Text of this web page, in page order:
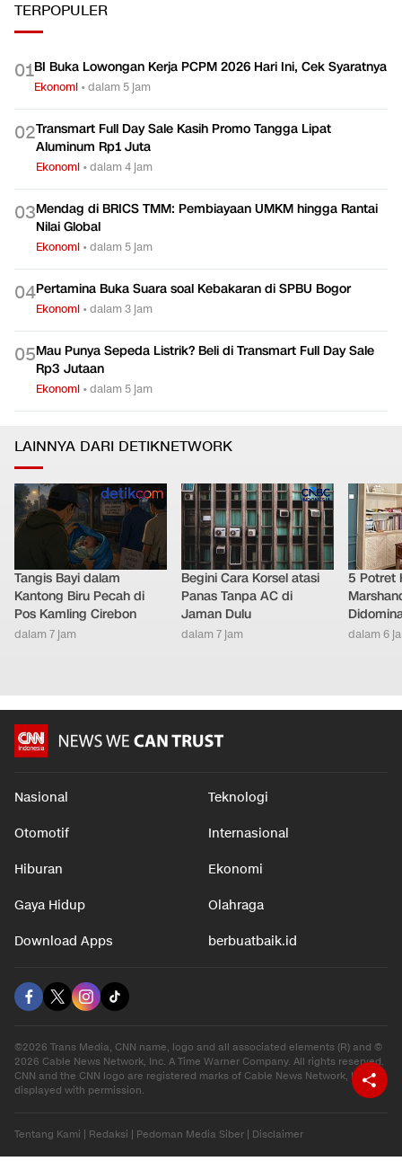
TERPOPULER
01BI Buka Lowongan Kerja PCPM 2026 Hari Ini, Cek Syaratnya
Ekonomi •dalam 5 jam
02Transmart Full Day Sale Kasih Promo Tangga Lipat
Aluminum Rp1 Juta
Ekonomi •dalam 4 jam
03Mendag di BRICS TMM: Pembiayaan UMKM hingga Rantai
Nilai Global
Ekonomi •dalam 5 jam
04Pertamina Buka Suara soal Kebakaran di SPBU Bogor
Ekonomi •dalam 3 jam
05Mau Punya Sepeda Listrik? Beli di Transmart Full Day Sale
Rp3 Jutaan
Ekonomi •dalam 5 jam
LAINNYA DARI DETIKNETWORK
Tangis Bayi dalam
Kantong Biru Pecah di
Pos Kamling Cirebon
dalam 7 jam
Begini Cara Korsel atasi
Panas Tanpa AC di
Jaman Dulu
dalam 7 jam
5 Potret
dalam 6
Nasional Teknologi
Otomotif Internasional
Hiburan Ekonomi
Gaya Hidup Olahraga
Download Apps berbuatbaik.id
©2026 Trans Media, CNN name, logo and all associated elements (R) and ©
2026 Cable News Network, Inc. A Time Warner Company. All rights reserved.
CNN and the CNN logo are registered marks of Cable News Network, Inc.,
displayed with permission.
Tentang Kami Redaksi Pedoman Media Siber Disclaimer